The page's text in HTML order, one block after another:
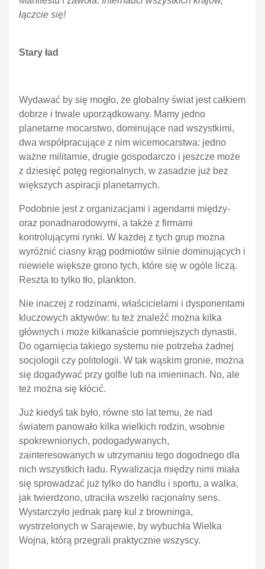
łączcie się!
Stary ład
Wydawać by się mogło, że globalny świat jest całkiem
dobrze i trwale uporządkowany. Mamy jedno
planetarne mocarstwo, dominujące nad wszystkimi,
dwa współpracujące z nim wicemocarstwa: jedno
ważne militarnie, drugie gospodarczo i jeszcze może
z dziesięć potęg regionalnych, w zasadzie już bez
większych aspiracji planetarnych.
Podobnie jest z organizacjami i agendami między-
oraz ponadnarodowymi, a także z firmami
kontrolującymi rynki. W każdej z tych grup można
wyróżnić ciasny krąg podmiotów silnie dominujących i
niewiele większe grono tych, które się w ogóle liczą.
Reszta to tylko tło, plankton.
Nie inaczej z rodzinami, właścicielami i dysponentami
kluczowych aktywów: tu też znaleźć można kilka
głównych i może kilkanaście pomniejszych dynastii.
Do ogarnięcia takiego systemu nie potrzeba żadnej
socjologii czy politologii. W tak wąskim gronie, można
się dogadywać przy golfie lub na imieninach. No, ale
też można się kłócić.
Już kiedyś tak było, równe sto lat temu, że nad
światem panowało kilka wielkich rodzin, wsobnie
spokrewnionych, podogadywanych,
zainteresowanych w utrzymaniu tego dogodnego dla
nich wszystkich ładu. Rywalizacja między nimi miała
się sprowadzać już tylko do handlu i sportu, a walka,
jak twierdzono, utraciła wszelki racjonalny sens.
Wystarczyło jednak parę kul z browninga,
wystrzelonych w Sarajewie, by wybuchła Wielka
Wojna, którą przegrali praktycznie wszyscy.